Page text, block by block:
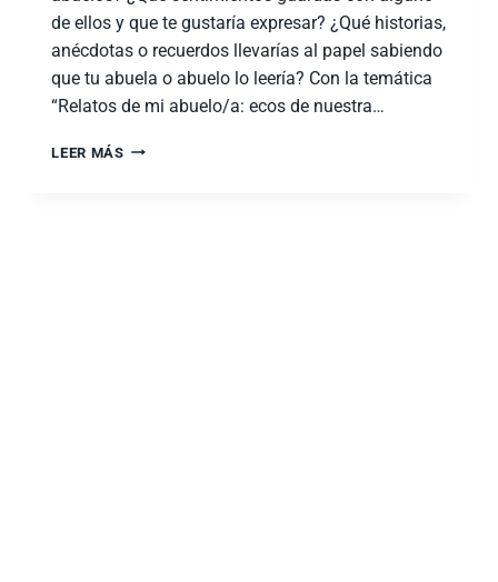
de ellos y que te gustaría expresar? ¿Qué historias,
anécdotas o recuerdos llevarías al papel sabiendo
que tu abuela o abuelo lo leería? Con la temática
“Relatos de mi abuelo/a: ecos de nuestra…
LEER MÁS